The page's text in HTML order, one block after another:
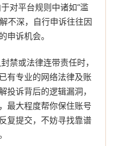
对平台规则中诸如“滥
不深，自行申诉往往因
申诉机会。
禁或法律连带责任时，
有专业的网络法律及账
投诉背后的逻辑漏洞，
最大程度帮你保住账号
复提交，不妨寻找靠谱